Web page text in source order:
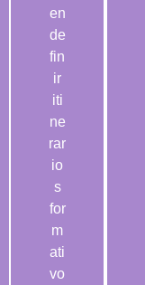
en
de
fin
ir
iti
ne
rar
io
s
for
m
ati
vo